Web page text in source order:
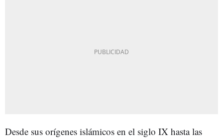
Desde sus orígenes islámicos en el siglo IX hasta las